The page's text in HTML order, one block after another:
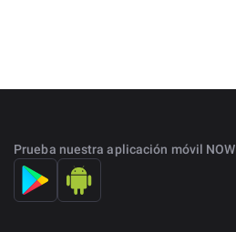
Prueba nuestra aplicación móvil NOW